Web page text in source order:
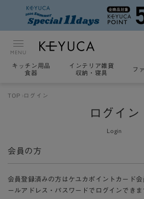
MENU
キッチン用品
食器
インテリア雑貨
収納・寝具
フ
TOP ログイン
ログイン
Login
会員の方
会員登録済みの方はケユカポイントカード
ールアドレス・パスワードでログインできま